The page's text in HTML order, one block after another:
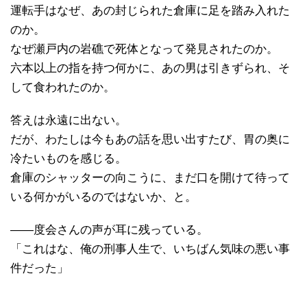
運転手はなぜ、あの封じられた倉庫に足を踏み入れた
のか。
なぜ瀬戸内の岩礁で死体となって発見されたのか。
六本以上の指を持つ何かに、あの男は引きずられ、そ
して食われたのか。
答えは永遠に出ない。
だが、わたしは今もあの話を思い出すたび、胃の奥に
冷たいものを感じる。
倉庫のシャッターの向こうに、まだ口を開けて待って
いる何かがいるのではないか、と。
――度会さんの声が耳に残っている。
「これはな、俺の刑事人生で、いちばん気味の悪い事
件だった」